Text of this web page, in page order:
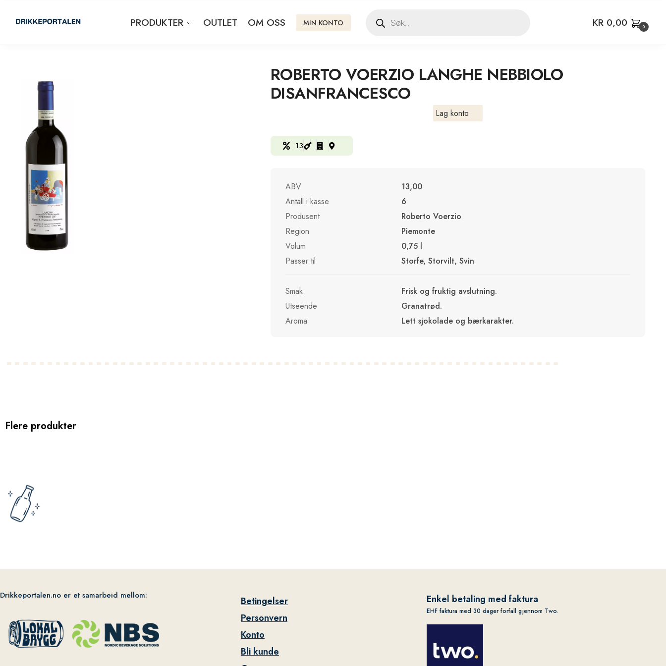
PRODUKTER OUTLET OM OSS MIN KONTO KR 0,00 0
ROBERTO VOERZIO LANGHE NEBBIOLO
DISANFRANCESCO
Lag konto
13
ABV
13,00
Antall i kasse
6
Produsent
Roberto Voerzio
Region
Piemonte
Volum
0,75 l
Passer til
Storfe, Storvilt, Svin
Smak
Frisk og fruktig avslutning.
Utseende
Granatrød.
Aroma
Lett sjokolade og bærkarakter.
Flere produkter
Drikkeportalen.no er et samarbeid mellom:
Betingelser
Personvern
Konto
Bli kunde
Enkel betaling med faktura
EHF faktura med 30 dager forfall gjennom Two.